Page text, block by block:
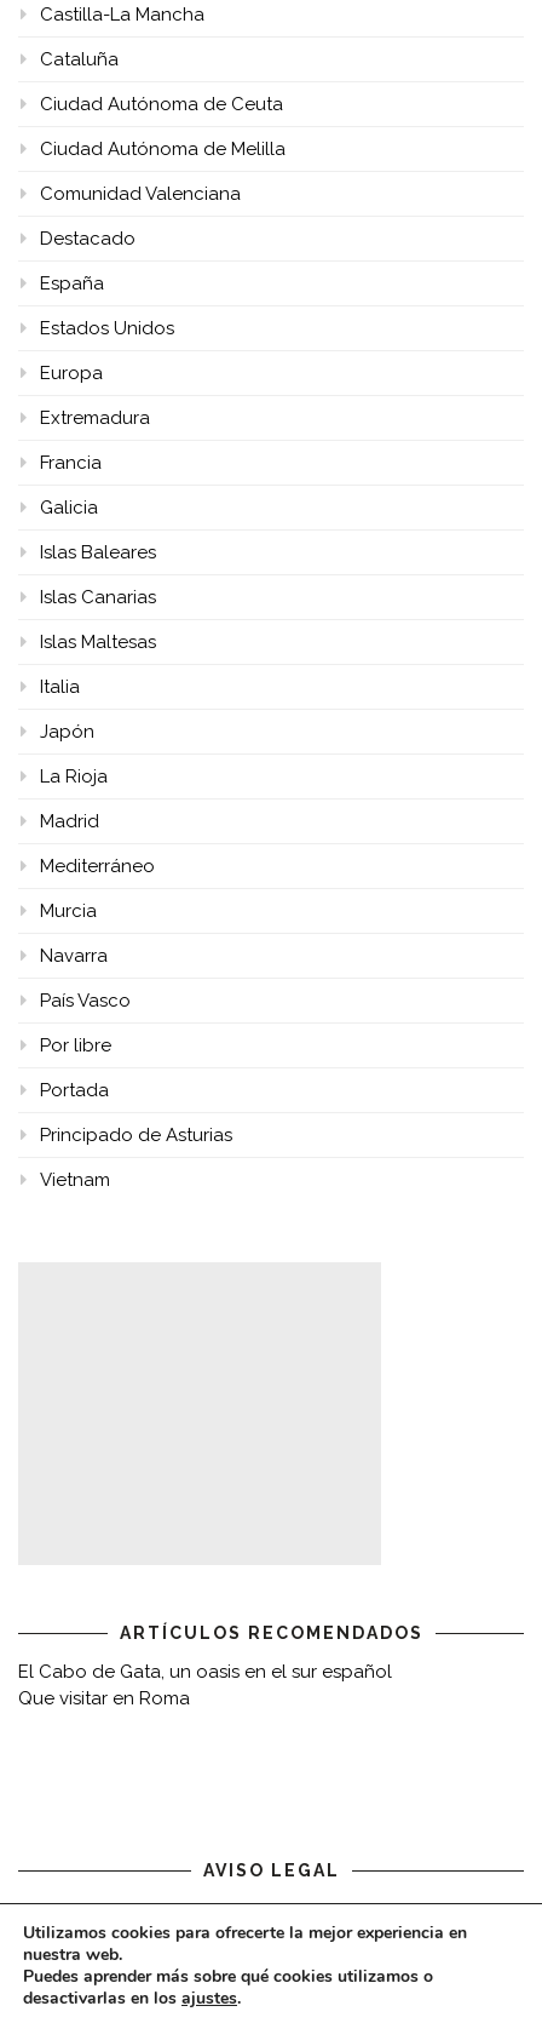
Castilla-La Mancha
Cataluña
Ciudad Autónoma de Ceuta
Ciudad Autónoma de Melilla
Comunidad Valenciana
Destacado
España
Estados Unidos
Europa
Extremadura
Francia
Galicia
Islas Baleares
Islas Canarias
Islas Maltesas
Italia
Japón
La Rioja
Madrid
Mediterráneo
Murcia
Navarra
País Vasco
Por libre
Portada
Principado de Asturias
Vietnam
ARTÍCULOS RECOMENDADOS
El Cabo de Gata, un oasis en el sur español
Que visitar en Roma
AVISO LEGAL
Aviso legal
Utilizamos cookies para ofrecerte la mejor experiencia en
nuestra web.
Puedes aprender más sobre qué cookies utilizamos o
desactivarlas en los ajustes.